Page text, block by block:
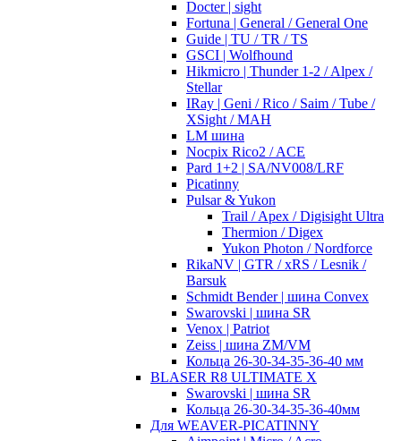
Docter | sight
Fortuna | General / General One
Guide | TU / TR / TS
GSCI | Wolfhound
Hikmicro | Thunder 1-2 / Alpex /
Stellar
IRay | Geni / Rico / Saim / Tube /
XSight / MAH
LM шина
Nocpix Rico2 / ACE
Pard 1+2 | SA/NV008/LRF
Picatinny
Pulsar & Yukon
Trail / Apex / Digisight Ultra
Thermion / Digex
Yukon Photon / Nordforce
RikaNV | GTR / xRS / Lesnik /
Barsuk
Schmidt Bender | шина Convex
Swarovski | шина SR
Venox | Patriot
Zeiss | шина ZM/VM
Кольца 26-30-34-35-36-40 мм
BLASER R8 ULTIMATE X
Swarovski | шина SR
Кольца 26-30-34-35-36-40мм
Для WEAVER-PICATINNY